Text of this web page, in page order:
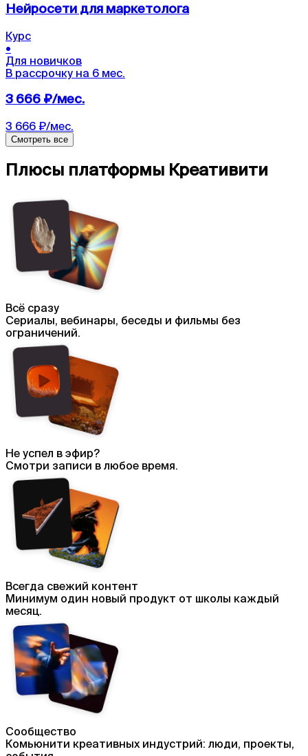
Нейросети для маркетолога
Курс
•
Для новичков
В рассрочку на 6 мес.
3 666 ₽/мес.
3 666 ₽/мес.
Смотреть все
Плюсы платформы Креативити
Всё сразу
Сериалы, вебинары, беседы и фильмы без
ограничений.
Не успел в эфир?
Смотри записи в любое время.
Всегда свежий контент
Минимум один новый продукт от школы каждый
месяц.
Сообщество
Комьюнити креативных индустрий: люди, проекты,